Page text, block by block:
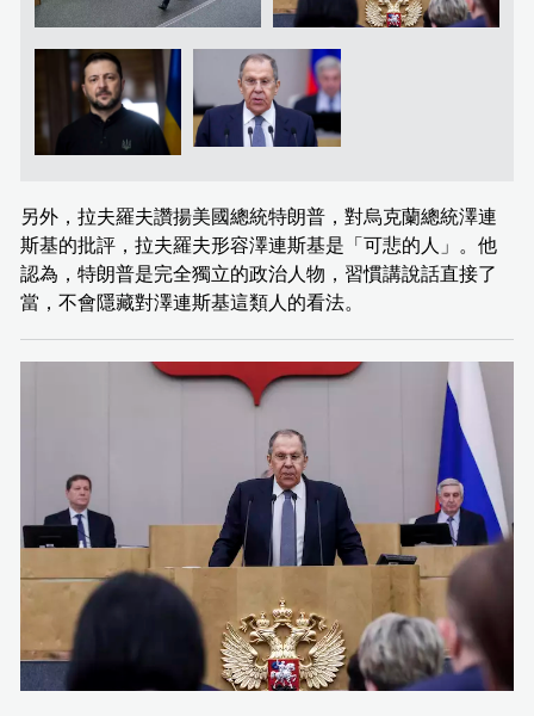
另外，拉夫羅夫讚揚美國總統特朗普，對烏克蘭總統澤連
斯基的批評，拉夫羅夫形容澤連斯基是「可悲的人」。他
認為，特朗普是完全獨立的政治人物，習慣講說話直接了
當，不會隱藏對澤連斯基這類人的看法。